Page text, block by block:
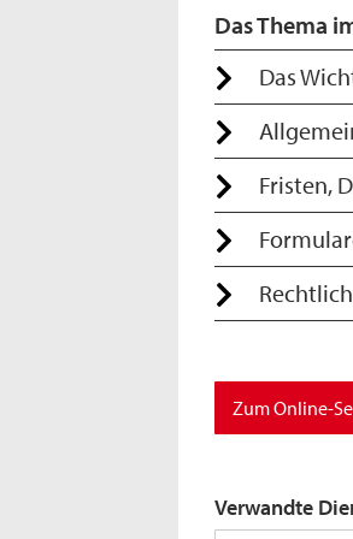
Das Thema
Das
Fristen,
Zum Online-
Verwandte